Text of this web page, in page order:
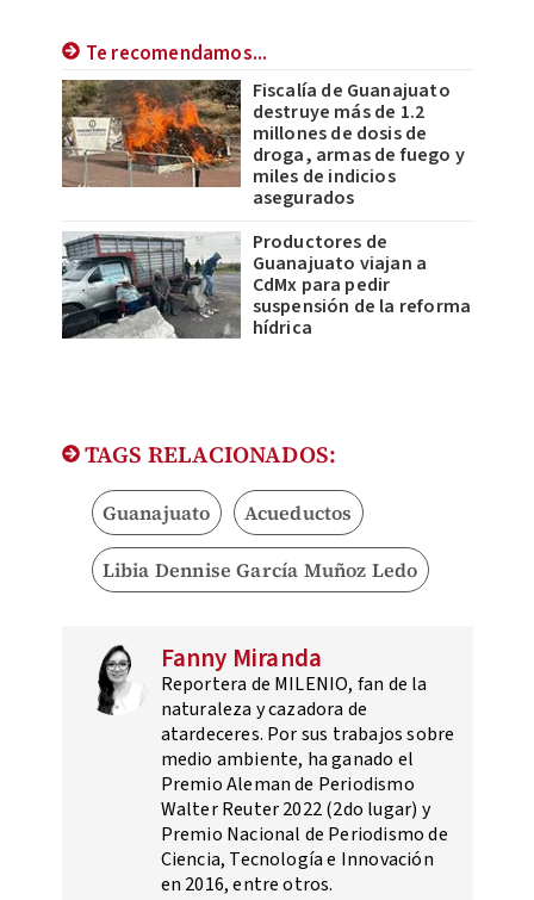
Te recomendamos...
Fiscalía de Guanajuato
destruye más de 1.2
millones de dosis de
droga, armas de fuego y
miles de indicios
asegurados
Productores de
Guanajuato viajan a
CdMx para pedir
suspensión de la reforma
hídrica
TAGS RELACIONADOS:
Guanajuato Acueductos
Libia Dennise García Muñoz Ledo
Fanny Miranda
Reportera de MILENIO, fan de la
naturaleza y cazadora de
atardeceres. Por sus trabajos sobre
medio ambiente, ha ganado el
Premio Aleman de Periodismo
Walter Reuter 2022 (2do lugar) y
Premio Nacional de Periodismo de
Ciencia, Tecnología e Innovación
en 2016, entre otros.